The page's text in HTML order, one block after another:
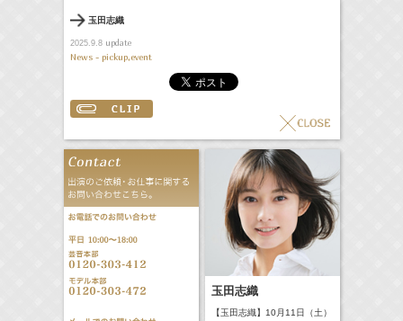
玉田志織
2025.9.8update
News - pickup,event
玉田志織
【玉田志織】10月11日（土）